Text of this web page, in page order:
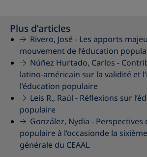
Plus d’articles
Rivero, José - Les apports
mouvement de l’éducation
Núñez Hurtado, Carlos -
latino-américain sur la validité et
l’éducation populaire
Leis R., Raúl - Réflexions sur
populaire
González, Nydia - Perspectives
populaire à l’occasionde la
générale du CEAAL